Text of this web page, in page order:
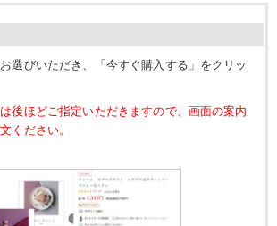
選びいただき、「今すぐ購入する」をクリッ
後ほどご指定いただきますので、画面の案内
ください。